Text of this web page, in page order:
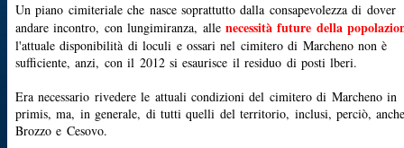
Un piano cimiteriale che nasce soprattutto dalla consapevolezza di dover
andare incontro, con lungimiranza, allenecessità future della
l'attuale disponibilità di loculi e ossari nel cimitero di Marcheno non è
sufficiente, anzi, con il 2012 si esaurisce il residuo di posti lberi.
Era necessario rivedere le attuali condizioni del cimitero di Marcheno in
primis, ma, in generale, di tutti quelli del territorio, inclusi, perciò,
Brozzo e Cesovo.